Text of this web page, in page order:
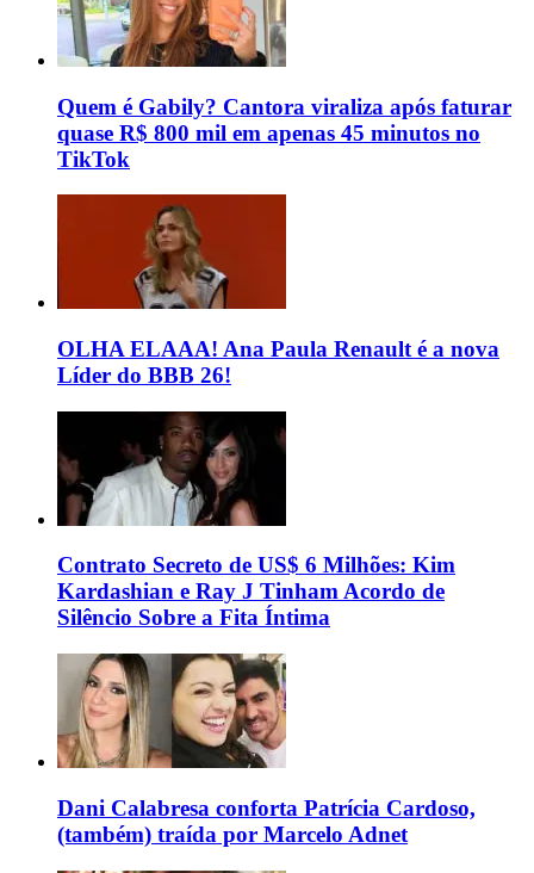
Quem é Gabily? Cantora viraliza após faturar
quase R$ 800 mil em apenas 45 minutos no
TikTok
OLHA ELAAA! Ana Paula Renault é a nova
Líder do BBB 26!
Contrato Secreto de US$ 6 Milhões: Kim
Kardashian e Ray J Tinham Acordo de
Silêncio Sobre a Fita Íntima
Dani Calabresa conforta Patrícia Cardoso,
(também) traída por Marcelo Adnet